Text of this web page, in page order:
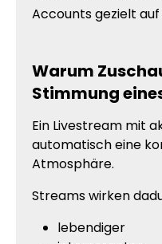
Accounts gezielt
Warum
Stimmung
Ein Livestream mit
automatisch eine
Atmosphäre.
Streams wirken
lebendiger